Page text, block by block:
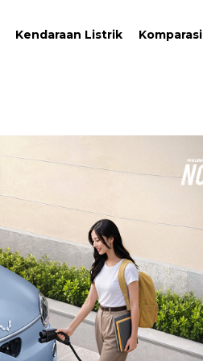
Kendaraan Listrik Komparasi